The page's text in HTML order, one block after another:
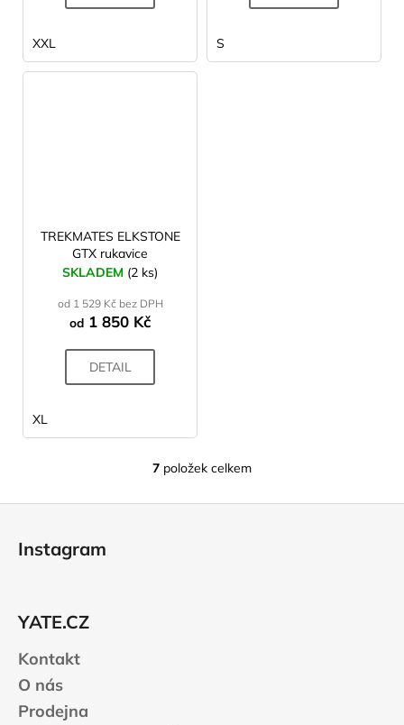
XXL S
TREKMATES ELKSTONE
GTX rukavice
SKLADEM (2 ks)
od 1 529 Kč bez DPH
od1 850 Kč
DETAIL
XL
O
7 položek celkem
Instagram
YATE.CZ
Kontakt
O nás
Prodejna